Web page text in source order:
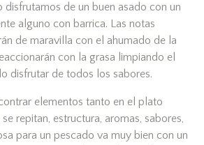
disfrutamos de un buen asado con un
alguno con barrica. Las notas
de maravilla con el ahumado de la
con la grasa limpiando el
disfrutar de todos los sabores.
elementos tanto en el plato
repitan, estructura, aromas, sabores,
para un pescado va muy bien con un